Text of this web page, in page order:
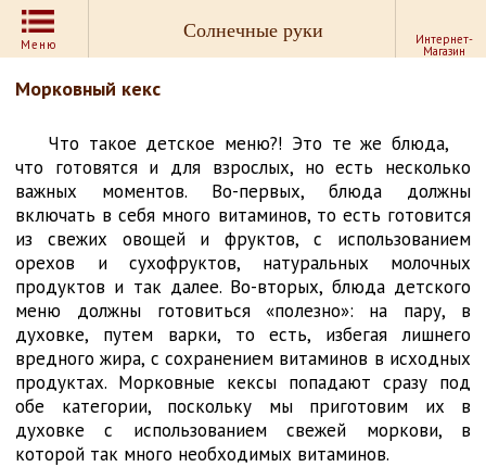
Меню
Солнечные руки Интернет-
Магазин
Морковный кекс
Что такое детское меню?! Это те же блюда,
что готовятся и для взрослых, но есть несколько
важных моментов. Во-первых, блюда должны
включать в себя много витаминов, то есть готовится
из свежих овощей и фруктов, с использованием
орехов и сухофруктов, натуральных молочных
продуктов и так далее. Во-вторых, блюда детского
меню должны готовиться «полезно»: на пару, в
духовке, путем варки, то есть, избегая лишнего
вредного жира, с сохранением витаминов в исходных
продуктах. Морковные кексы попадают сразу под
обе категории, поскольку мы приготовим их в
духовке с использованием свежей моркови, в
которой так много необходимых витаминов.